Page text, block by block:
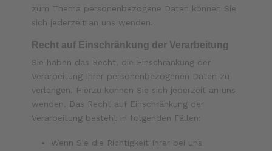
zum Thema personenbezogene Daten können Sie
sich jederzeit an uns wenden.
Recht auf Einschränkung der Verarbeitung
Sie haben das Recht, die Einschränkung der
Verarbeitung Ihrer personenbezogenen Daten zu
verlangen. Hierzu können Sie sich jederzeit an uns
wenden. Das Recht auf Einschränkung der
Verarbeitung besteht in folgenden Fällen:
Wenn Sie die Richtigkeit Ihrer bei uns